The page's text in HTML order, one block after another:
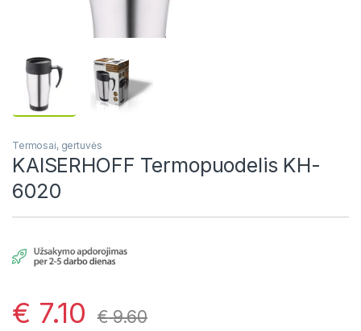
Termosai, gertuvės
KAISERHOFF Termopuodelis KH-
6020
€ 7.10 €9.60